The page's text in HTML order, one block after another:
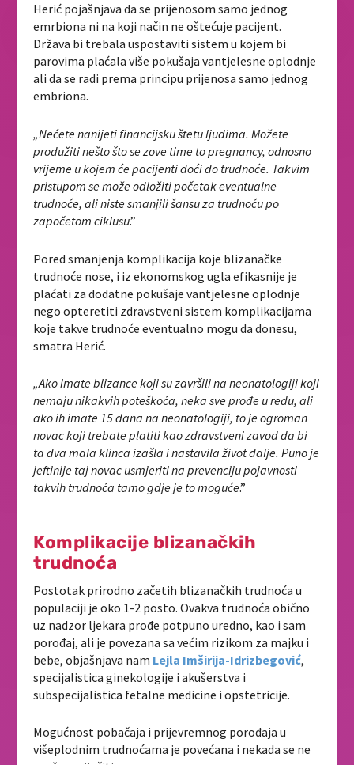
Herić pojašnjava da se prijenosom samo jednog
emrbiona ni na koji način ne oštećuje pacijent.
Država bi trebala uspostaviti sistem u kojem bi
parovima plaćala više pokušaja vantjelesne oplodnje
ali da se radi prema principu prijenosa samo jednog
embriona.
„Nećete nanijeti financijsku štetu ljudima. Možete
produžiti nešto što se zove time to pregnancy, odnosno
vrijeme u kojem će pacijenti doći do trudnoće. Takvim
pristupom se može odložiti početak eventualne
trudnoće, ali niste smanjili šansu za trudnoću po
započetom ciklusu.”
Pored smanjenja komplikacija koje blizanačke
trudnoće nose, i iz ekonomskog ugla efikasnije je
plaćati za dodatne pokušaje vantjelesne oplodnje
nego opteretiti zdravstveni sistem komplikacijama
koje takve trudnoće eventualno mogu da donesu,
smatra Herić.
„Ako imate blizance koji su završili na neonatologiji koji
nemaju nikakvih poteškoća, neka sve prođe u redu, ali
ako ih imate 15 dana na neonatologiji, to je ogroman
novac koji trebate platiti kao zdravstveni zavod da bi
ta dva mala klinca izašla i nastavila život dalje. Puno je
jeftinije taj novac usmjeriti na prevenciju pojavnosti
takvih trudnoća tamo gdje je to moguće.”
Komplikacije blizanačkih
trudnoća
Postotak prirodno začetih blizanačkih trudnoća u
populaciji je oko 1-2 posto. Ovakva trudnoća obično
uz nadzor ljekara prođe potpuno uredno, kao i sam
porođaj, ali je povezana sa većim rizikom za majku i
bebe, objašnjava nam Lejla Imširija-Idrizbegović,
specijalistica ginekologije i akušerstva i
subspecijalistica fetalne medicine i opstetricije.
Mogućnost pobačaja i prijevremnog porođaja u
višeplodnim trudnoćama je povećana i nekada se ne